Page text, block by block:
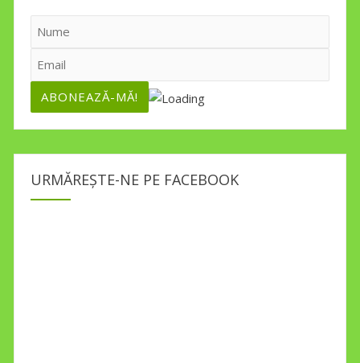
URMĂREȘTE-NE PE FACEBOOK